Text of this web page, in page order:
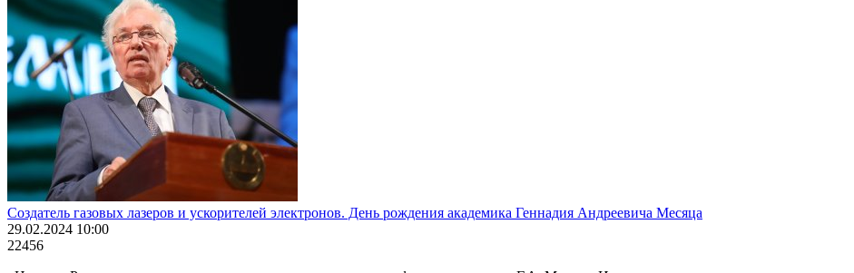
Создатель газовых лазеров и ускорителей электронов. День рождения академика Геннадия Андреевича Месяца
29.02.2024 10:00
22456